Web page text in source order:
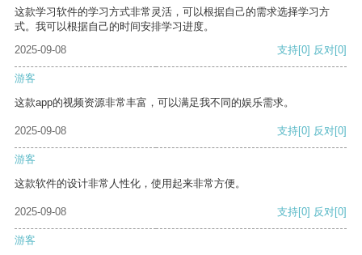
这款学习软件的学习方式非常灵活，可以根据自己的需求选择学习方
式。我可以根据自己的时间安排学习进度。
2025-09-08
支持[0] 反对[0]
游客
这款app的视频资源非常丰富，可以满足我不同的娱乐需求。
2025-09-08 支持[0] 反对[0]
游客
这款软件的设计非常人性化，使用起来非常方便。
2025-09-08 支持[0] 反对[0]
游客